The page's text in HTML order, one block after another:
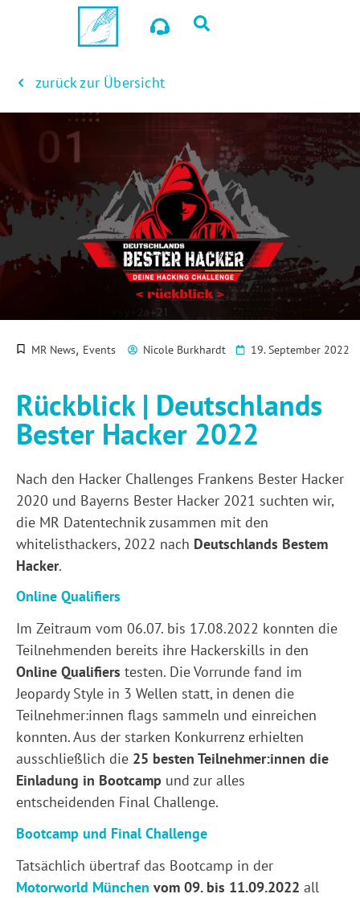
zurück zur Übersicht
MR News, Events Nicole Burkhardt 19. September 2022
Rückblick | Deutschlands
Bester Hacker 2022
Nach den Hacker Challenges Frankens Bester Hacker
2020 und Bayerns Bester Hacker 2021 suchten wir,
die MR Datentechnik zusammen mit den
whitelisthackers, 2022 nach Deutschlands Bestem
Hacker.
Online Qualifiers
Im Zeitraum vom 06.07. bis 17.08.2022 konnten die
Teilnehmenden bereits ihre Hackerskills in den
Online Qualifiers testen. Die Vorrunde fand im
Jeopardy Style in 3 Wellen statt, in denen die
Teilnehmer:innen flags sammeln und einreichen
konnten. Aus der starken Konkurrenz erhielten
ausschließlich die 25 besten Teilnehmer:innen die
Einladung in Bootcamp und zur alles
entscheidenden Final Challenge.
Bootcamp und Final Challenge
Tatsächlich übertraf das Bootcamp in der
Motorworld München vom 09. bis 11.09.2022 all